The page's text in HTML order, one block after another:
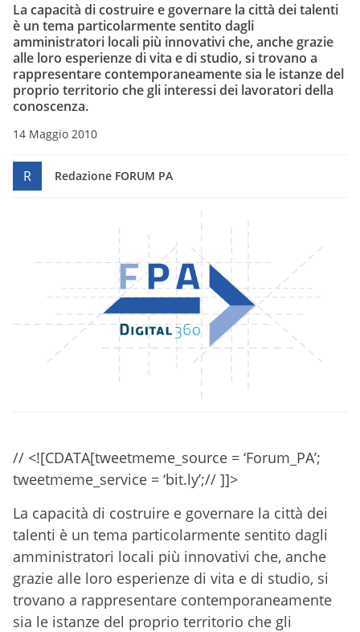
La capacità di costruire e governare la città dei talenti
è un tema particolarmente sentito dagli
amministratori locali più innovativi che, anche grazie
alle loro esperienze di vita e di studio, si trovano a
rappresentare contemporaneamente sia le istanze del
proprio territorio che gli interessi dei lavoratori della
conoscenza.
14 Maggio 2010
R Redazione FORUM PA
// <![CDATA[tweetmeme_source = ‘Forum_PA’;
tweetmeme_service = ‘bit.ly’;// ]]>
La capacità di costruire e governare la città dei
talenti è un tema particolarmente sentito dagli
amministratori locali più innovativi che, anche
grazie alle loro esperienze di vita e di studio, si
trovano a rappresentare contemporaneamente
sia le istanze del proprio territorio che gli